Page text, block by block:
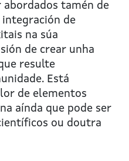
abordados tamén de
integración de
na súa
de crear unha
resulte
Está
de elementos
aínda que pode ser
ou doutra